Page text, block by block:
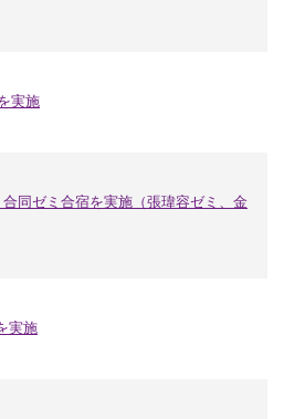
実施
同ゼミ合宿を実施（張瑋容ゼミ、金
実施